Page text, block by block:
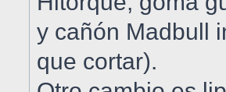
y cañón Madbull
que cortar).